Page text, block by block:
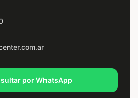
por WhatsApp